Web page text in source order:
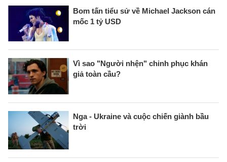
Bom tấn tiểu sử về Michael Jackson cán
mốc 1 tỷ USD
Vì sao "Người nhện" chinh phục khán
giả toàn cầu?
Nga - Ukraine và cuộc chiến giành bầu
trời